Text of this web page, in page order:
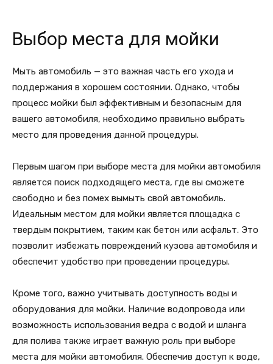
Выбор места для мойки
Мыть автомобиль — это важная часть его ухода и
поддержания в хорошем состоянии. Однако, чтобы
процесс мойки был эффективным и безопасным для
вашего автомобиля, необходимо правильно выбрать
место для проведения данной процедуры.
Первым шагом при выборе места для мойки автомобиля
является поиск подходящего места, где вы сможете
свободно и без помех вымыть свой автомобиль.
Идеальным местом для мойки является площадка с
твердым покрытием, таким как бетон или асфальт. Это
позволит избежать повреждений кузова автомобиля и
обеспечит удобство при проведении процедуры.
Кроме того, важно учитывать доступность воды и
оборудования для мойки. Наличие водопровода или
возможность использования ведра с водой и шланга
для полива также играет важную роль при выборе
места для мойки автомобиля. Обеспечив доступ к воде,